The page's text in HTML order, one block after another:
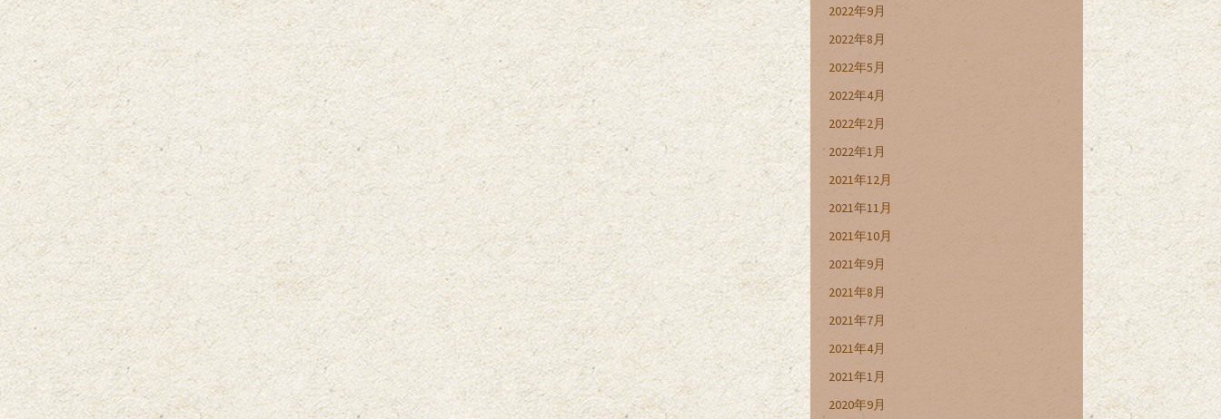
2022年9月
2022年8月
2022年5月
2022年4月
2022年2月
2022年1月
2021年12月
2021年11月
2021年10月
2021年9月
2021年8月
2021年7月
2021年4月
2021年1月
2020年9月